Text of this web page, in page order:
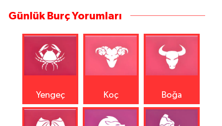
Günlük Burç Yorumları
Yengeç Koç Boğa